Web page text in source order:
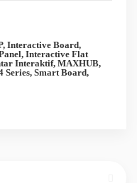
, Interactive Board,
, Interactive Flat
Interaktif, MAXHUB,
Series, Smart Board,